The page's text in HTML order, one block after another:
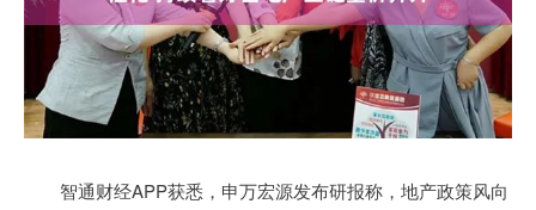
智通财经APP获悉，申万宏源发布研报称，地产政策风向